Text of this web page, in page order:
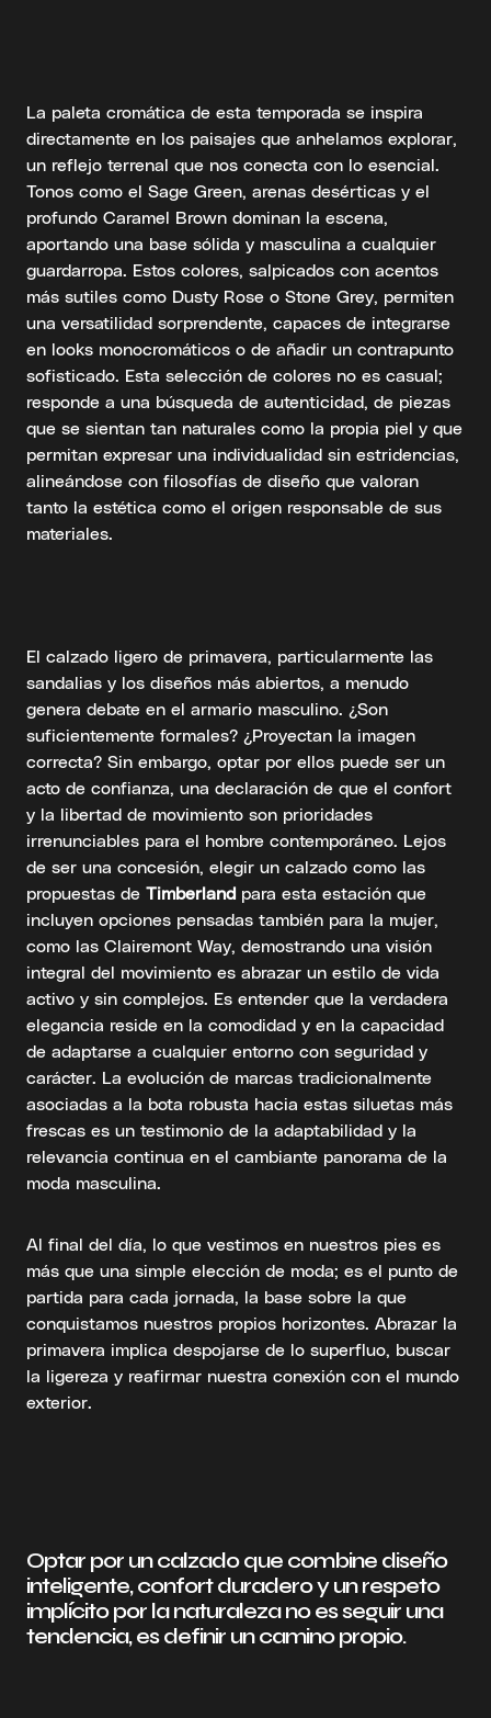
La paleta cromática de esta temporada se inspira
directamente en los paisajes que anhelamos explorar,
un reflejo terrenal que nos conecta con lo esencial.
Tonos como el Sage Green, arenas desérticas y el
profundo Caramel Brown dominan la escena,
aportando una base sólida y masculina a cualquier
guardarropa. Estos colores, salpicados con acentos
más sutiles como Dusty Rose o Stone Grey, permiten
una versatilidad sorprendente, capaces de integrarse
en looks monocromáticos o de añadir un contrapunto
sofisticado. Esta selección de colores no es casual;
responde a una búsqueda de autenticidad, de piezas
que se sientan tan naturales como la propia piel y que
permitan expresar una individualidad sin estridencias,
alineándose con filosofías de diseño que valoran
tanto la estética como el origen responsable de sus
materiales.
El calzado ligero de primavera, particularmente las
sandalias y los diseños más abiertos, a menudo
genera debate en el armario masculino. ¿Son
suficientemente formales? ¿Proyectan la imagen
correcta? Sin embargo, optar por ellos puede ser un
acto de confianza, una declaración de que el confort
y la libertad de movimiento son prioridades
irrenunciables para el hombre contemporáneo. Lejos
de ser una concesión, elegir un calzado como las
propuestas de Timberlandpara esta estación que
incluyen opciones pensadas también para la mujer,
como las Clairemont Way, demostrando una visión
integral del movimiento es abrazar un estilo de vida
activo y sin complejos. Es entender que la verdadera
elegancia reside en la comodidad y en la capacidad
de adaptarse a cualquier entorno con seguridad y
carácter. La evolución de marcas tradicionalmente
asociadas a la bota robusta hacia estas siluetas más
frescas es un testimonio de la adaptabilidad y la
relevancia continua en el cambiante panorama de la
moda masculina.
Al final del día, lo que vestimos en nuestros pies es
más que una simple elección de moda; es el punto de
partida para cada jornada, la base sobre la que
conquistamos nuestros propios horizontes. Abrazar la
primavera implica despojarse de lo superfluo, buscar
la ligereza y reafirmar nuestra conexión con el mundo
exterior.
Optar por un calzado que combine diseño
inteligente, confort duradero y un respeto
implícito por la naturaleza no es seguir una
tendencia, es definir un camino propio.